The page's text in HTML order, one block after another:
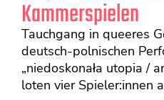
Kammerspielen
Tauchgang in queeres
deutsch-polnischen
„niedoskonała utopia /
loten vier Spieler:innen